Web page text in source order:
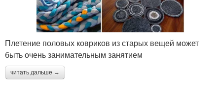
Плетение половых ковриков из старых вещей может
быть очень занимательным занятием
читать дальше →